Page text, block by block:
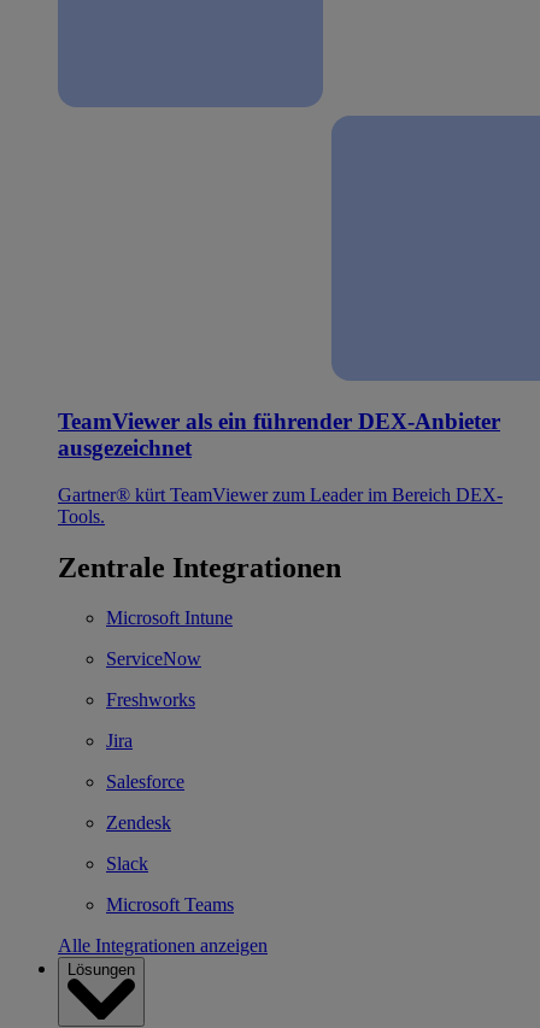
TeamViewer als ein führender DEX-Anbieter
ausgezeichnet
Gartner® kürt TeamViewer zum Leader im Bereich DEX-
Tools.
Zentrale Integrationen
Microsoft Intune
ServiceNow
Freshworks
Jira
Salesforce
Zendesk
Slack
Microsoft Teams
Alle Integrationen anzeigen
Lösungen